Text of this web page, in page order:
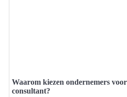
Waarom kiezen ondernemers
consultant?